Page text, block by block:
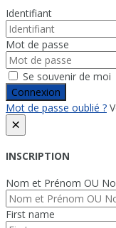
Identifiant
Mot de passe
Se souvenir de moi
Connexion
Mot de passe oublié ?
×
INSCRIPTION
Nom et Prénom OU
First name